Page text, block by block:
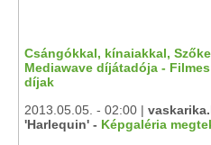
Csángókkal, kínaiakkal,
Mediawave díjátadója -
díjak
2013.05.05. - 02:00 |
'Harlequin' - Képgaléria